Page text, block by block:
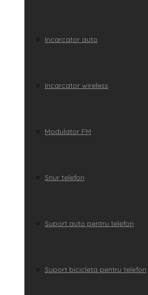
Incarcator auto
Incarcator wireless
Modulator FM
Snur telefon
Suport auto pentru telefon
Suport bicicleta pentru telefon